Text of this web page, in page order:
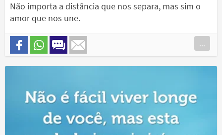
Não importa a distância que nos separa, mas sim o
amor que nos une.
...